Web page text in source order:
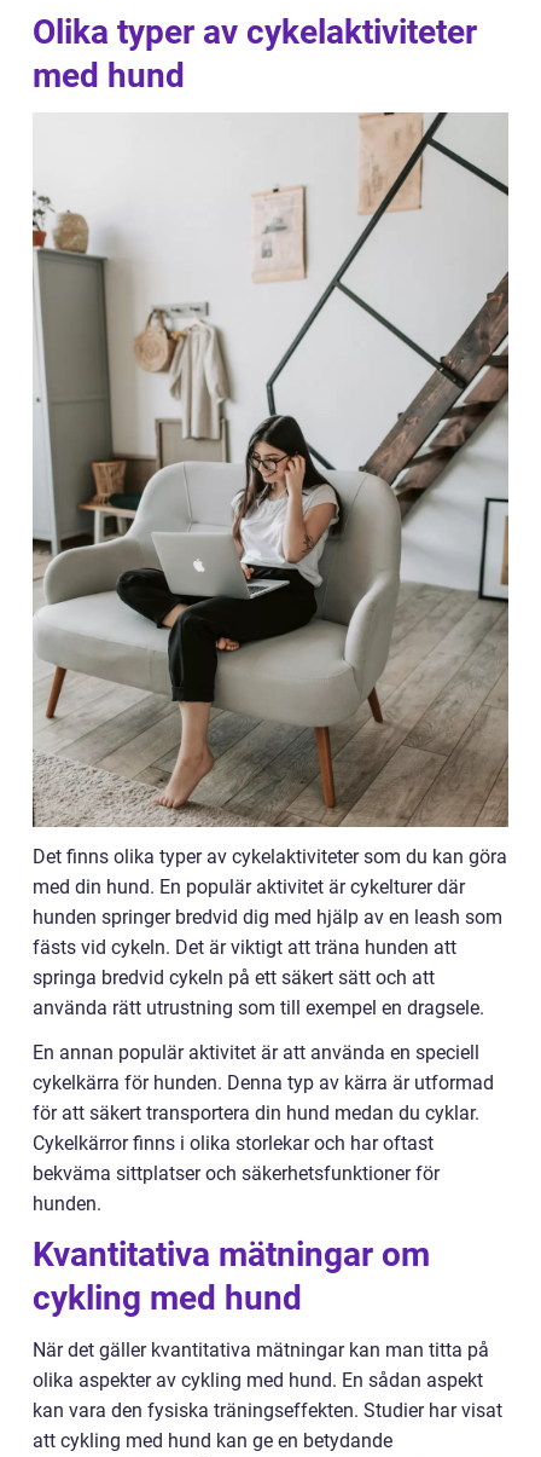
Olika typer av cykelaktiviteter
med hund
Det finns olika typer av cykelaktiviteter som du kan göra
med din hund. En populär aktivitet är cykelturer där
hunden springer bredvid dig med hjälp av en leash som
fästs vid cykeln. Det är viktigt att träna hunden att
springa bredvid cykeln på ett säkert sätt och att
använda rätt utrustning som till exempel en dragsele.
En annan populär aktivitet är att använda en speciell
cykelkärra för hunden. Denna typ av kärra är utformad
för att säkert transportera din hund medan du cyklar.
Cykelkärror finns i olika storlekar och har oftast
bekväma sittplatser och säkerhetsfunktioner för
hunden.
Kvantitativa mätningar om
cykling med hund
När det gäller kvantitativa mätningar kan man titta på
olika aspekter av cykling med hund. En sådan aspekt
kan vara den fysiska träningseffekten. Studier har visat
att cykling med hund kan ge en betydande